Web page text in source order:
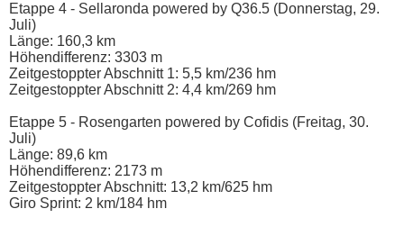
Etappe 4 - Sellaronda powered by Q36.5 (Donnerstag, 29.
Juli)
Länge: 160,3 km
Höhendifferenz: 3303 m
Zeitgestoppter Abschnitt 1: 5,5 km/236 hm
Zeitgestoppter Abschnitt 2: 4,4 km/269 hm
Etappe 5 - Rosengarten powered by Cofidis (Freitag, 30.
Juli)
Länge: 89,6 km
Höhendifferenz: 2173 m
Zeitgestoppter Abschnitt: 13,2 km/625 hm
Giro Sprint: 2 km/184 hm